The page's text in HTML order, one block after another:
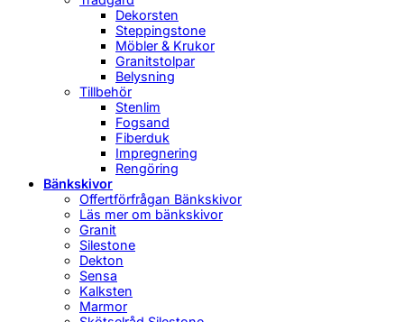
Dekorsten
Steppingstone
Möbler & Krukor
Granitstolpar
Belysning
Tillbehör
Stenlim
Fogsand
Fiberduk
Impregnering
Rengöring
Bänkskivor
Offertförfrågan Bänkskivor
Läs mer om bänkskivor
Granit
Silestone
Dekton
Sensa
Kalksten
Marmor